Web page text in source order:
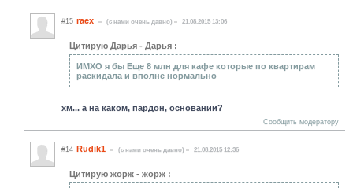
#15 raex (c нами очень давно) 21.08.2015 13:06
Цитирую Дарья - Дарья :
ИМХО я бы Еще 8 млн для кафе которые по квартирам
раскидала и вполне нормально
хм... а на каком, пардон, основании?
Сообщить модератору
#14 Rudik1 (c нами очень давно) 21.08.2015 12:36
Цитирую жорж - жорж :